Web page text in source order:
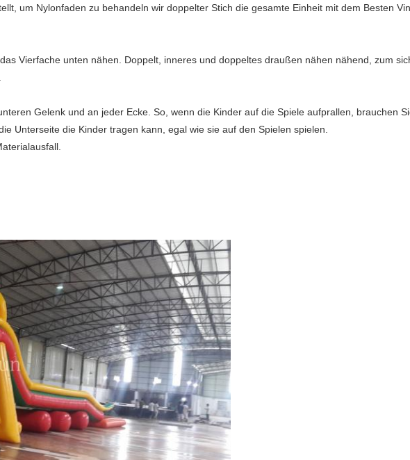
um Nylonfaden zu behandeln wir doppelter Stich die gesamte Einheit mit dem Besten
Vierfache unten nähen. Doppelt, inneres und doppeltes draußen nähen nähend, zum
Gelenk und an jeder Ecke. So, wenn die Kinder auf die Spiele aufprallen, brauchen
Unterseite die Kinder tragen kann, egal wie sie auf den Spielen spielen.